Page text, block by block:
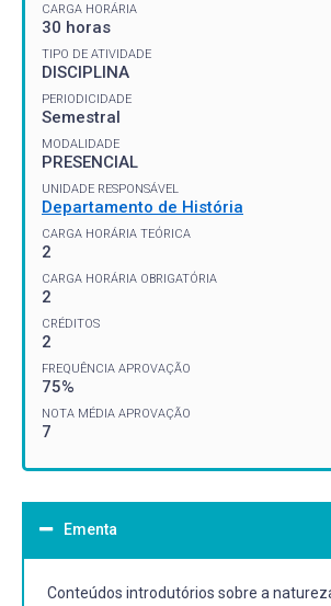
CARGA HORÁRIA
30 horas
TIPO DE ATIVIDADE
DISCIPLINA
PERIODICIDADE
Semestral
MODALIDADE
PRESENCIAL
UNIDADE RESPONSÁVEL
Departamento de História
CARGA HORÁRIA TEÓRICA
2
CARGA HORÁRIA OBRIGATÓRIA
2
CRÉDITOS
2
FREQUÊNCIA APROVAÇÃO
75%
NOTA MÉDIA APROVAÇÃO
7
Ementa
Conteúdos introdutórios sobre a